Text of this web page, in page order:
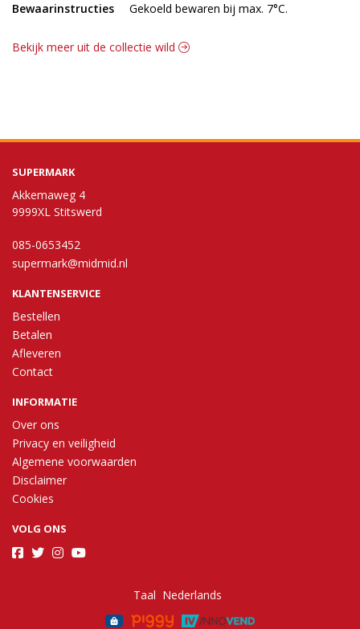
Bewaarinstructies Gekoeld bewaren bij max. 7°C.
Bekijk meer uit de collectie wild
SUPERMARK
Akkemaweg 4
9999XL Stitswerd
085-0653452
supermark@midmid.nl
KLANTENSERVICE
Bestellen
Betalen
Afleveren
Contact
INFORMATIE
Over ons
Privacy en veiligheid
Algemene voorwaarden
Disclaimer
Cookies
VOLG ONS
Taal